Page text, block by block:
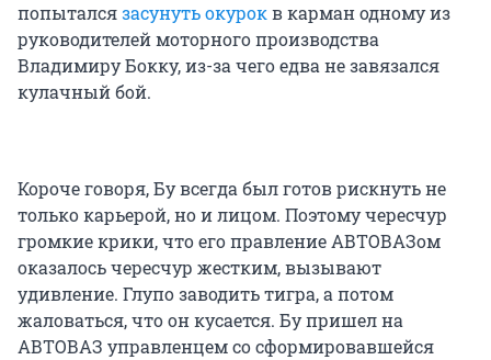
попыталсязасунуть окурокв карман одному из
руководителей моторного производства
Владимиру Бокку, из-за чего едва не завязался
кулачный бой.
Короче говоря, Бу всегда был готов рискнуть не
только карьерой, но и лицом. Поэтому чересчур
громкие крики, что его правление АВТОВАЗом
оказалось чересчур жестким, вызывают
удивление. Глупо заводить тигра, а потом
жаловаться, что он кусается. Бу пришел на
АВТОВАЗ управленцем со сформировавшейся